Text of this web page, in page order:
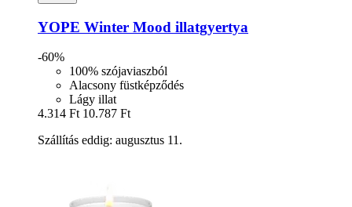
YOPE Winter Mood illatgyertya
-60%
100% szójaviaszból
Alacsony füstképződés
Lágy illat
4.314 Ft 10.787 Ft
Szállítás eddig: augusztus 11.